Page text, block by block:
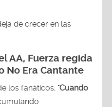
de crecer en las
AA, Fuerza regida
No Era Cantante
los fanáticos, "Cuando